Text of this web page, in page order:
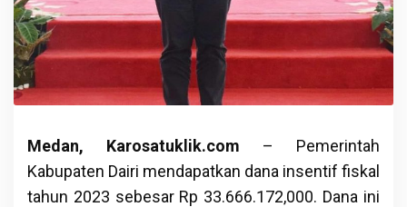
Medan, Karosatuklik.com – Pemerintah
Kabupaten Dairi mendapatkan dana insentif fiskal
tahun 2023 sebesar Rp 33.666.172,000. Dana ini